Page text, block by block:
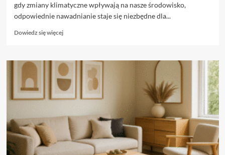
gdy zmiany klimatyczne wpływają na nasze środowisko,
odpowiednie nawadnianie staje się niezbędne dla...
Dowiedz się więcejDowiedz
o
Znaczenie
Systemów
Nawadniających
w
Zieleni